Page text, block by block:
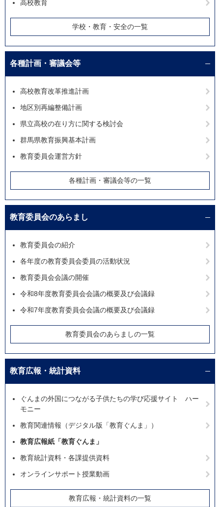
高校教育
学校・教育・安全の一覧
各種計画・審議会等
高校教育改革推進計画
地区別再編整備計画
県立高校の在り方に関する検討会
群馬県教育振興基本計画
教育委員会運営方針
各種計画・審議会等の一覧
教育委員会のあらまし
教育委員会の紹介
各年度の教育委員会委員の活動状況
教育委員会会議の開催
令和8年度教育委員会会議の概要及び会議録
令和7年度教育委員会会議の概要及び会議録
教育委員会のあらましの一覧
教育広報・統計資料
ぐんまの外国につながる子供たちの学び応援サイト ハー
モニー
教育関連情報（デジタル版「教育ぐんま」）
教育広報紙「教育ぐんま」
教育統計資料・各課提供資料
オンラインサポート授業動画
教育広報・統計資料の一覧